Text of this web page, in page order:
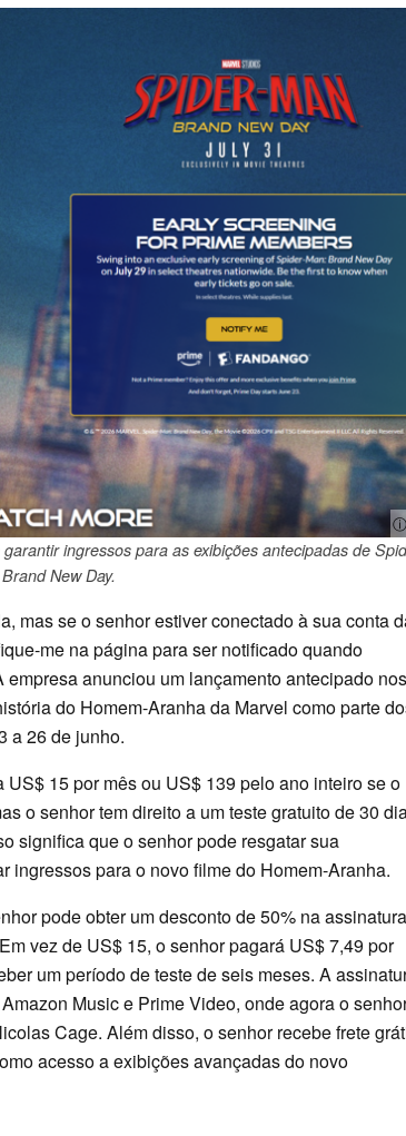
ⓘ
ingressos para as exibições antecipadas de
Brand New Day.
mas se o senhor estiver conectado à sua conta
me na página para ser notificado quando
anunciou um lançamento antecipado nos
do Homem-Aranha da Marvel como parte
a 26 de junho.
US$ 15 por mês ou US$ 139 pelo ano inteiro se o
o senhor tem direito a um teste gratuito de 30
significa que o senhor pode resgatar sua
ingressos para o novo filme do Homem-Aranha.
pode obter um desconto de 50% na assinatura
vez de US$ 15, o senhor pagará US$ 7,49 por
um período de teste de seis meses. A
Music e Prime Video, onde agora o
Cage. Além disso, o senhor recebe frete
acesso a exibições avançadas do novo